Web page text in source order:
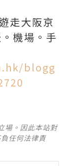
走大阪京
機場。手
blogg
場。因此本站對
任何法律責